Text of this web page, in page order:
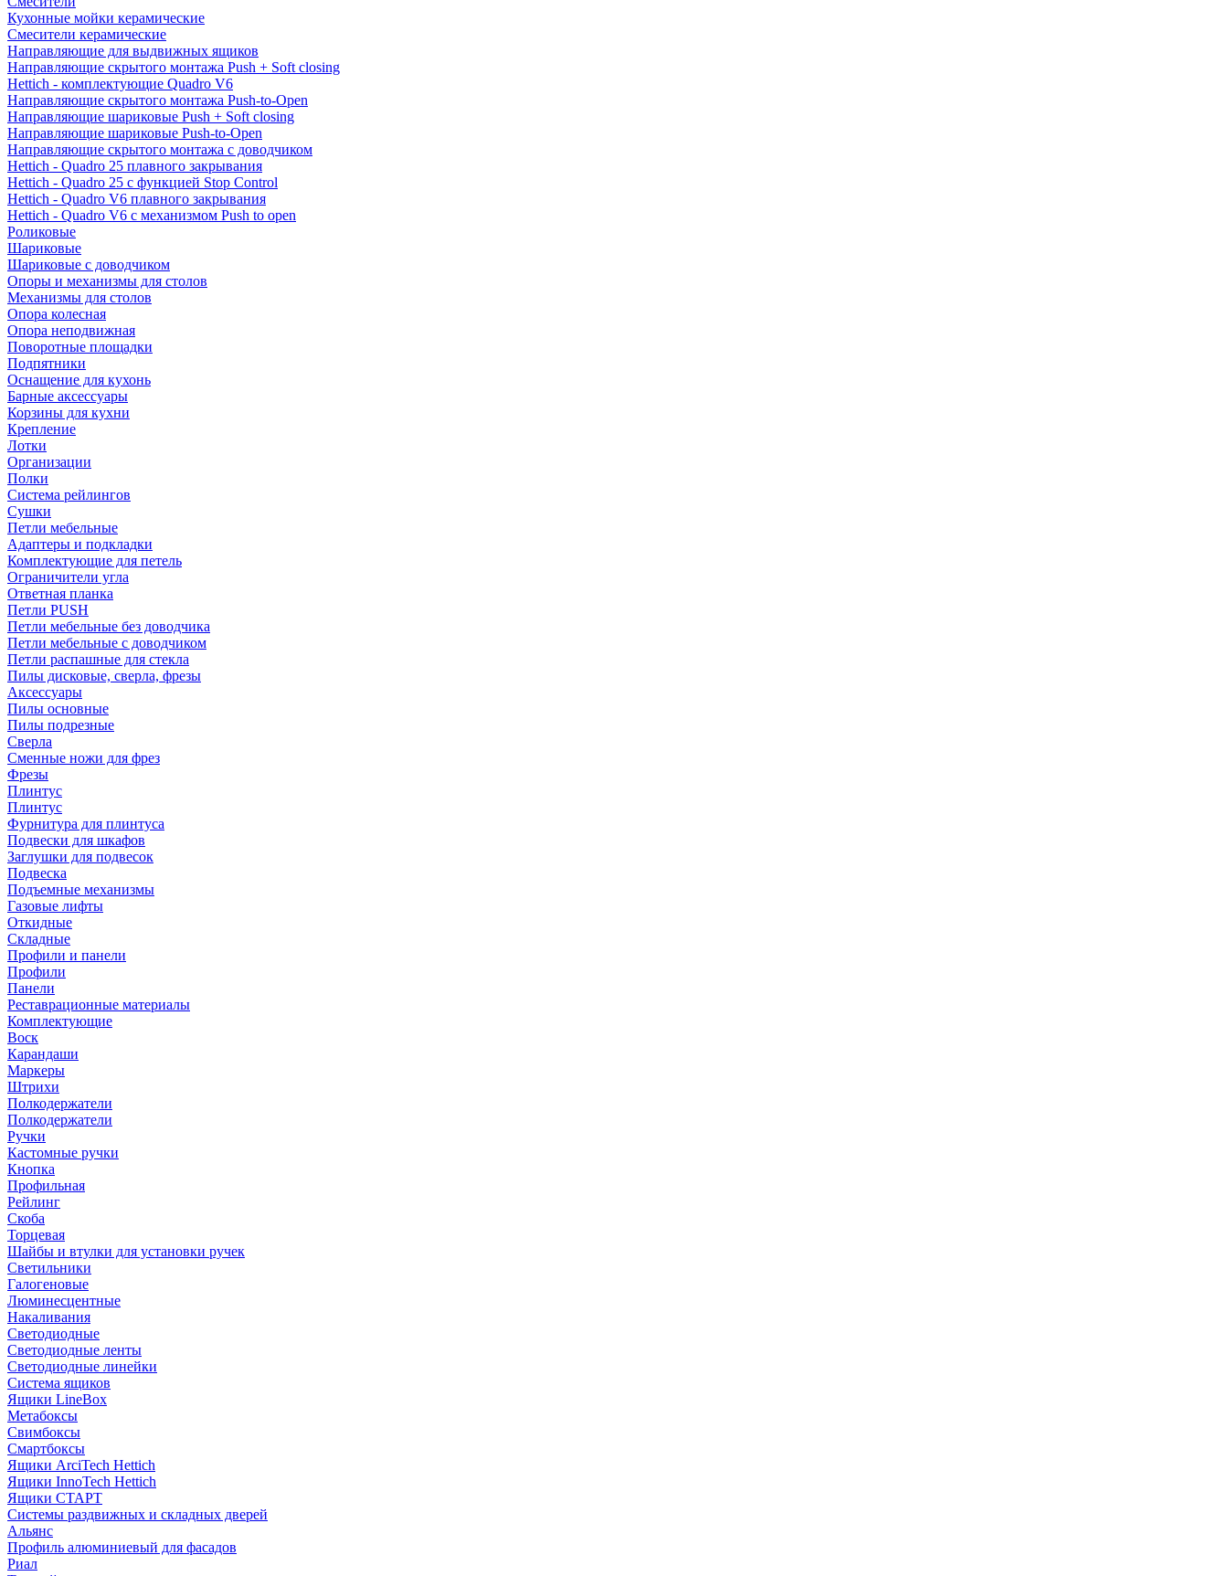
Кухонные мойки керамические
Смесители керамические
Направляющие для выдвижных ящиков
Направляющие скрытого монтажа Push + Soft closing
Hettich - комплектующие Quadro V6
Направляющие скрытого монтажа Push-to-Open
Направляющие шариковые Push + Soft closing
Направляющие шариковые Push-to-Open
Направляющие скрытого монтажа с доводчиком
Hettich - Quadro 25 плавного закрывания
Hettich - Quadro 25 с функцией Stop Control
Hettich - Quadro V6 плавного закрывания
Hettich - Quadro V6 с механизмом Push to open
Роликовые
Шариковые
Шариковые с доводчиком
Опоры и механизмы для столов
Механизмы для столов
Опора колесная
Опора неподвижная
Поворотные площадки
Подпятники
Оснащение для кухонь
Барные аксессуары
Корзины для кухни
Крепление
Лотки
Организации
Полки
Система рейлингов
Сушки
Петли мебельные
Адаптеры и подкладки
Комплектующие для петель
Ограничители угла
Ответная планка
Петли PUSH
Петли мебельные без доводчика
Петли мебельные с доводчиком
Петли распашные для стекла
Пилы дисковые, сверла, фрезы
Аксессуары
Пилы основные
Пилы подрезные
Сверла
Сменные ножи для фрез
Фрезы
Плинтус
Плинтус
Фурнитура для плинтуса
Подвески для шкафов
Заглушки для подвесок
Подвеска
Подъемные механизмы
Газовые лифты
Откидные
Складные
Профили и панели
Профили
Панели
Реставрационные материалы
Комплектующие
Воск
Карандаши
Маркеры
Штрихи
Полкодержатели
Полкодержатели
Ручки
Кастомные ручки
Кнопка
Профильная
Рейлинг
Скоба
Торцевая
Шайбы и втулки для установки ручек
Светильники
Галогеновые
Люминесцентные
Накаливания
Светодиодные
Светодиодные ленты
Светодиодные линейки
Система ящиков
Ящики LineBox
Метабоксы
Свимбоксы
Смартбоксы
Ящики ArciTech Hettich
Ящики InnoTech Hettich
Ящики СТАРТ
Системы раздвижных и складных дверей
Альянс
Профиль алюминиевый для фасадов
Риал